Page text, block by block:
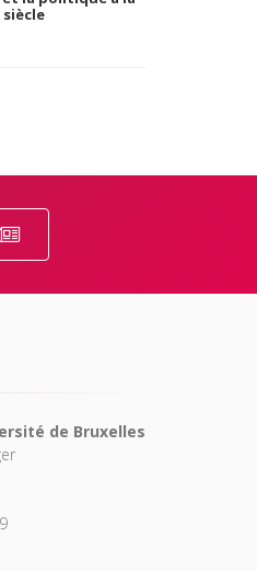
siècle
de Bruxelles